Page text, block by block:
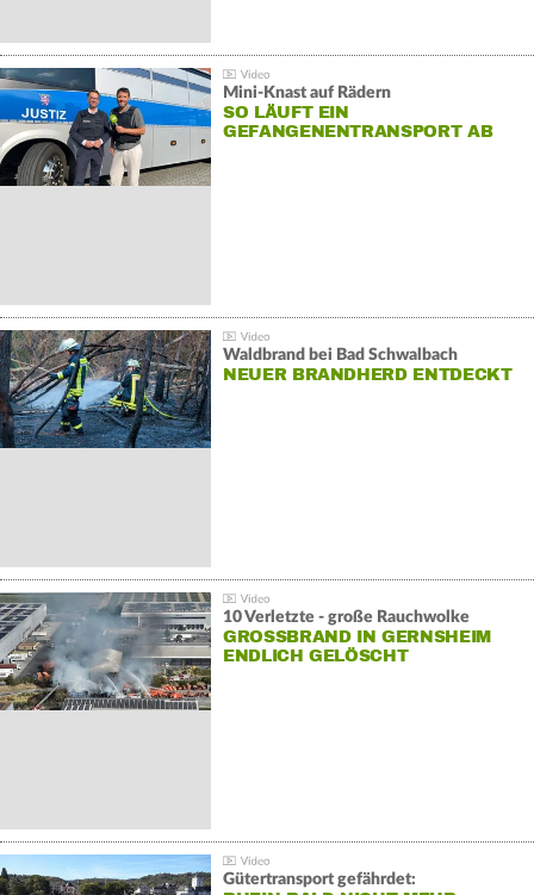
Mini-Knast auf Rädern
SO LÄUFT EIN
GEFANGENENTRANSPORT AB
Waldbrand bei Bad Schwalbach
NEUER BRANDHERD ENTDECKT
10 Verletzte - große Rauchwolke
GROSSBRAND IN GERNSHEIM E
NDLICH GELÖSCHT
Gütertransport gefährdet: